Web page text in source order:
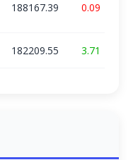
188167.39 0.09
182209.55 3.71